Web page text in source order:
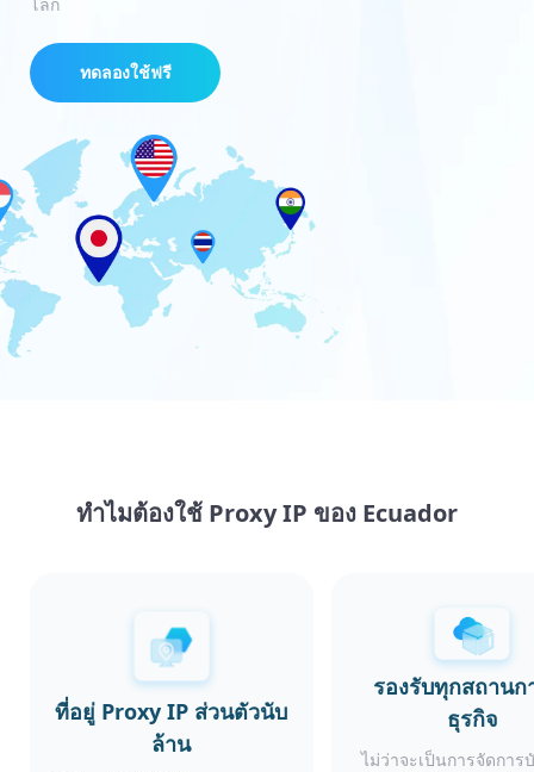
ทดลองใช้ฟรี
ทำไมต้องใช้ Proxy IP ของ Ecuador
ที่อยู่ Proxy IP ส่วนตัวนับ
ล้าน
รองรับทุกสถาน
ธุรกิจ
ไม่ว่าจะเป็นการจัดกา